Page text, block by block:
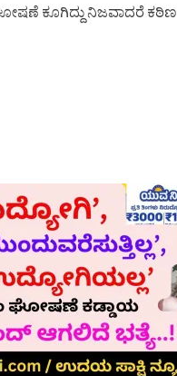
ಕೂಗಿದ್ದು ನಿಜವಾದರೆ ಕಠಿಣ